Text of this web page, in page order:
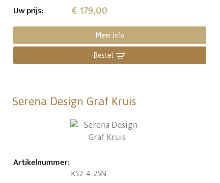
Uw prijs: € 179,00
Meer info
Bestel
Serena Design Graf Kruis
Artikelnummer:
K52-4-25N